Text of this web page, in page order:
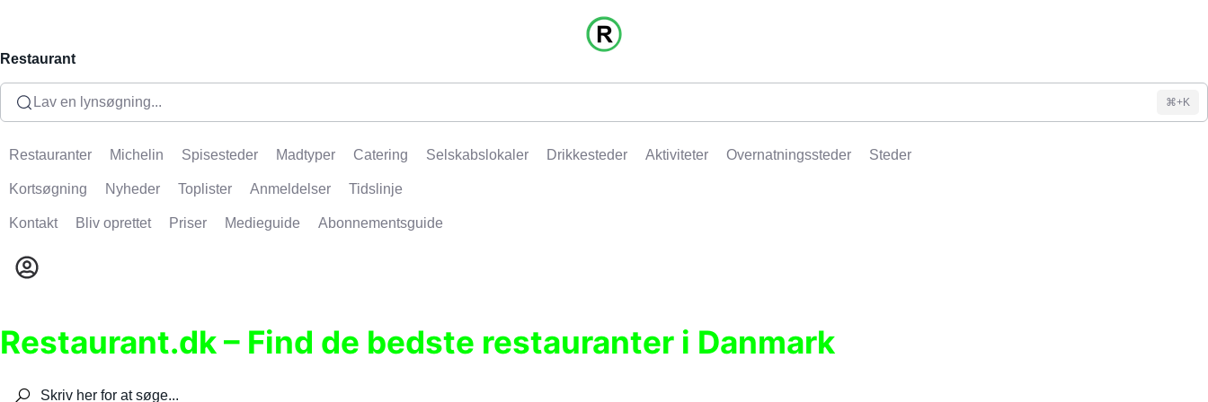
Restaurant
Lav en lynsøgning... ⌘+K
Restauranter Michelin Spisesteder Madtyper Catering Selskabslokaler Drikkesteder Aktiviteter Overnatningssteder Steder
Kortsøgning Nyheder Toplister Anmeldelser Tidslinje
Kontakt Bliv oprettet Priser Medieguide Abonnementsguide
Restaurant.dk – Find de bedste restauranter i Danmark